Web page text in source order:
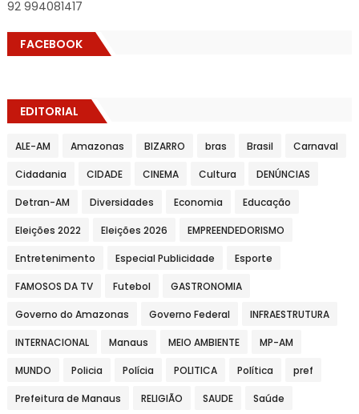
92 994081417
FACEBOOK
EDITORIAL
ALE-AM Amazonas BIZARRO bras Brasil Carnaval
Cidadania CIDADE CINEMA Cultura DENÚNCIAS
Detran-AM Diversidades Economia Educação
Eleições 2022 Eleições 2026 EMPREENDEDORISMO
Entretenimento Especial Publicidade Esporte
FAMOSOS DA TV Futebol GASTRONOMIA
Governo do Amazonas Governo Federal INFRAESTRUTURA
INTERNACIONAL Manaus MEIO AMBIENTE MP-AM
MUNDO Policia Polícia POLITICA Política pref
Prefeitura de Manaus RELIGIÃO SAUDE Saúde